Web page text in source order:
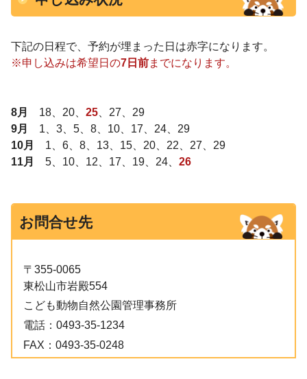
下記の日程で、予約が埋まった日は赤字になります。
※申し込みは希望日の7日前までになります。
8月 18、20、 25 、27、29
9月 1、3、5、8、10、17、24、29
10月 1、6、8、13、15、20、22、27、29
11月
5、10、12、17、19、24、 26
お問合せ先
〒355-0065
東松山市岩殿554
こども動物自然公園管理事務所
電話： 0493-35-1234
FAX： 0493-35-0248